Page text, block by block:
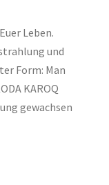
Leben.
und
Form: Man
KAROQ
gewachsen